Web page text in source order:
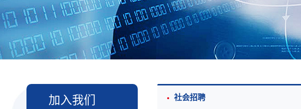
加入我们 社会招聘